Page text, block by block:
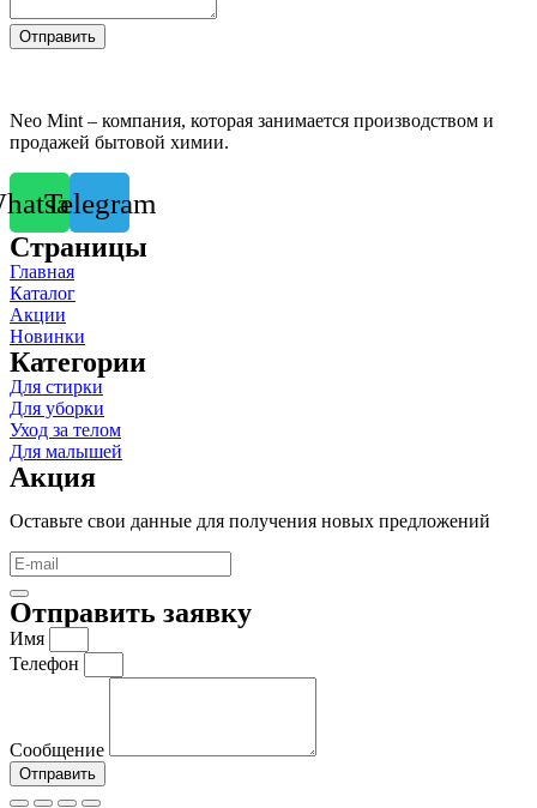
Отправить
Neo Mint – компания, которая занимается производством и
продажей бытовой химии.
Telegram
Страницы
Главная
Каталог
Акции
Новинки
Категории
Для стирки
Для уборки
Уход за телом
Для малышей
Акция
Оставьте свои данные для получения новых предложений
Отправить заявку
Имя
Телефон
Сообщение
Отправить